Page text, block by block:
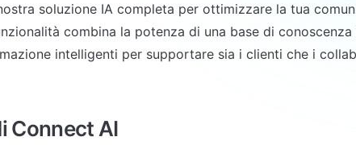
soluzione IA completa per ottimizzare la tua
combina la potenza di una base di
intelligenti per supportare sia i clienti che i
Connect AI